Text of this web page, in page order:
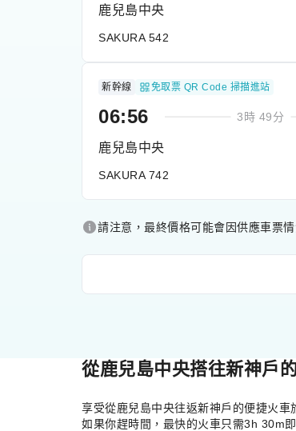
鹿兒島中央
SAKURA 542
新幹線 免取票 QR Code 掃描進站
06:56 3時 49分
鹿兒島中央
SAKURA 742
請注意，最終價格可能會因供應車票
從鹿兒島中央搭往新神戶
享受從鹿兒島中央往返新神戶的便捷火
如果你趕時間，最快的火車只需3h 30m